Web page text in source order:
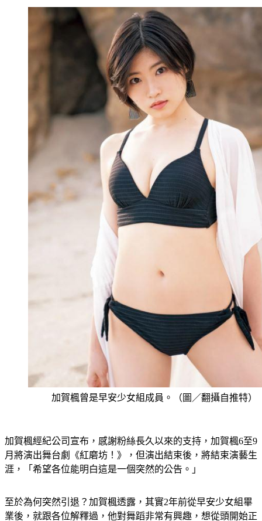
加賀楓曾是早安少女組成員。（圖／翻攝自推特）
加賀楓經紀公司宣布，感謝粉絲長久以來的支持，加賀楓6至9
月將演出舞台劇《紅磨坊！》，但演出結束後，將結束演藝生
涯，「希望各位能明白這是一個突然的公告。」
至於為何突然引退？加賀楓透露，其實2年前從早安少女組畢
業後，就跟各位解釋過，他對舞蹈非常有興趣，想從頭開始正